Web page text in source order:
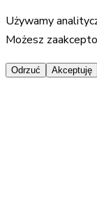
Używamy
Możesz
Odrzuć Akceptuję